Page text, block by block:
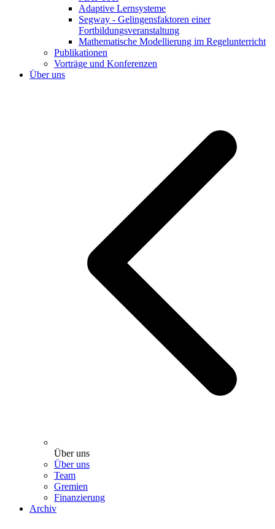
Adaptive Lernsysteme
Segway - Gelingensfaktoren einer
Fortbildungsveranstaltung
Mathematische Modellierung im Regelunterricht
Publikationen
Vorträge und Konferenzen
Über uns
Über uns
Über uns
Team
Gremien
Finanzierung
Archiv